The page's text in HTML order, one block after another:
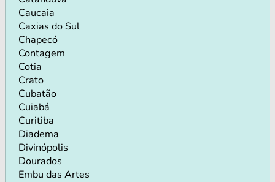
Caucaia
Caxias do Sul
Chapecó
Contagem
Cotia
Crato
Cubatão
Cuiabá
Curitiba
Diadema
Divinópolis
Dourados
Embu das Artes